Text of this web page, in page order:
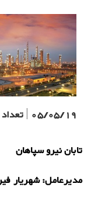
05/05/19
|
تابان نیرو سپاهان
مدیرعامل:شهریار